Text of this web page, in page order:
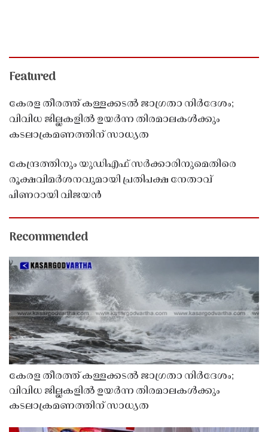
Featured
കേരള തീരത്ത് കള്ളക്കടൽ ജാഗ്രതാ നിർദേശം;
വിവിധ ജില്ലകളിൽ ഉയർന്ന തിരമാലകൾക്കും
കടലാക്രമണത്തിന് സാധ്യത
കേന്ദ്രത്തിനും യുഡിഎഫ് സർക്കാരിനുമെതിരെ
രൂക്ഷവിമർശനവുമായി പ്രതിപക്ഷ നേതാവ്
പിണറായി വിജയൻ
Recommended
കേരള തീരത്ത് കള്ളക്കടൽ ജാഗ്രതാ നിർദേശം;
വിവിധ ജില്ലകളിൽ ഉയർന്ന തിരമാലകൾക്കും
കടലാക്രമണത്തിന് സാധ്യത